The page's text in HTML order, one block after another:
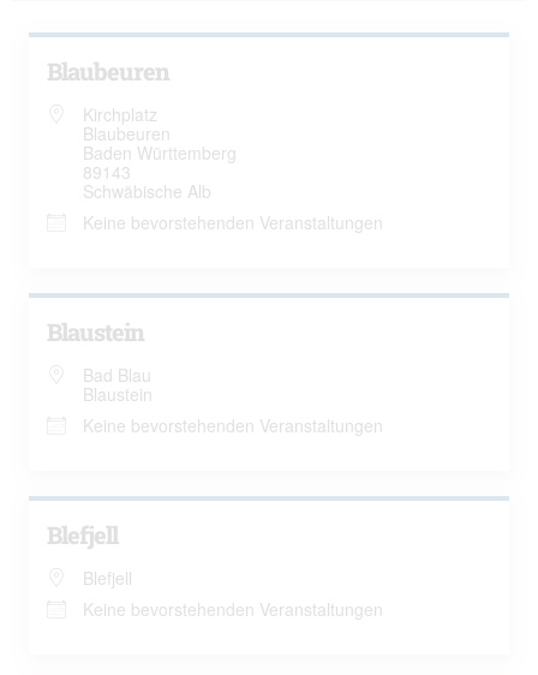
Blaubeuren
Kirchplatz
Blaubeuren
Baden Württemberg
89143
Schwäbische Alb
Keine bevorstehenden Veranstaltungen
Blaustein
Bad Blau
Blaustein
Keine bevorstehenden Veranstaltungen
Blefjell
Blefjell
Keine bevorstehenden Veranstaltungen